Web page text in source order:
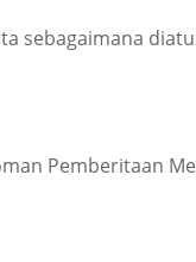
sebagaimana
Pemberitaan